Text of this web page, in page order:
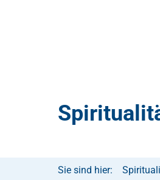
Sie sind hier: